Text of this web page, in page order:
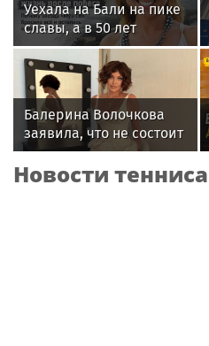
Уехала на Бали на пике
славы, а в 50 лет
выпустила книгу и
осталась одна: как
сложилась жизнь
ведущей «Муз-ТВ»
Дарьи Субботиной
Балерина Волочкова
заявила, что не состоит
в отношениях с
молодым журналистом
Новости тенниса